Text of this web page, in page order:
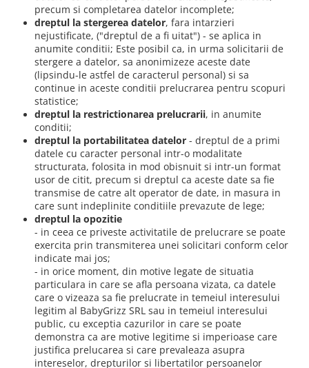
precum si completarea datelor incomplete;
dreptul la stergerea datelor, fara intarzieri
nejustificate, ("dreptul de a fi uitat") - se aplica in
anumite conditii; Este posibil ca, in urma solicitarii de
stergere a datelor, sa anonimizeze aceste date
(lipsindu-le astfel de caracterul personal) si sa
continue in aceste conditii prelucrarea pentru scopuri
statistice;
dreptul la restrictionarea prelucrarii, in anumite
conditii;
dreptul la portabilitatea datelor - dreptul de a primi
datele cu caracter personal intr-o modalitate
structurata, folosita in mod obisnuit si intr-un format
usor de citit, precum si dreptul ca aceste date sa fie
transmise de catre alt operator de date, in masura in
care sunt indeplinite conditiile prevazute de lege;
dreptul la opozitie
- in ceea ce priveste activitatile de prelucrare se poate
exercita prin transmiterea unei solicitari conform celor
indicate mai jos;
- in orice moment, din motive legate de situatia
particulara in care se afla persoana vizata, ca datele
care o vizeaza sa fie prelucrate in temeiul interesului
legitim al BabyGrizz SRL sau in temeiul interesului
public, cu exceptia cazurilor in care se poate
demonstra ca are motive legitime si imperioase care
justifica prelucarea si care prevaleaza asupra
intereselor, drepturilor si libertatilor persoanelor